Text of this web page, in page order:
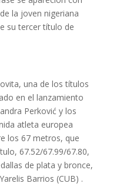
la joven nigeriana
su tercer título de
una de los títulos
en el lanzamiento
Perković y los
atleta europea
los 67 metros, que
67.52/67.99/67.80,
de plata y bronce,
Barrios (CUB) .